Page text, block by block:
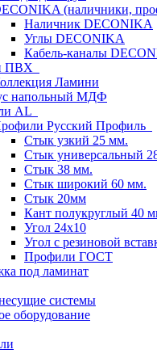
(наличники,
Наличник DECONIKA
Углы DECONIKA
Кабель-каналы
ПВХ
Ламини
напольный МДФ
AL
Русский Профиль
Стык узкий 25 мм.
Стык универсальный
Стык 38 мм.
Стык широкий 60 мм.
Стык 20мм
Кант полукруглый 40
Угол 24х10
Угол с резиновой
Профили ГОСТ
под ламинат
системы
оборудование